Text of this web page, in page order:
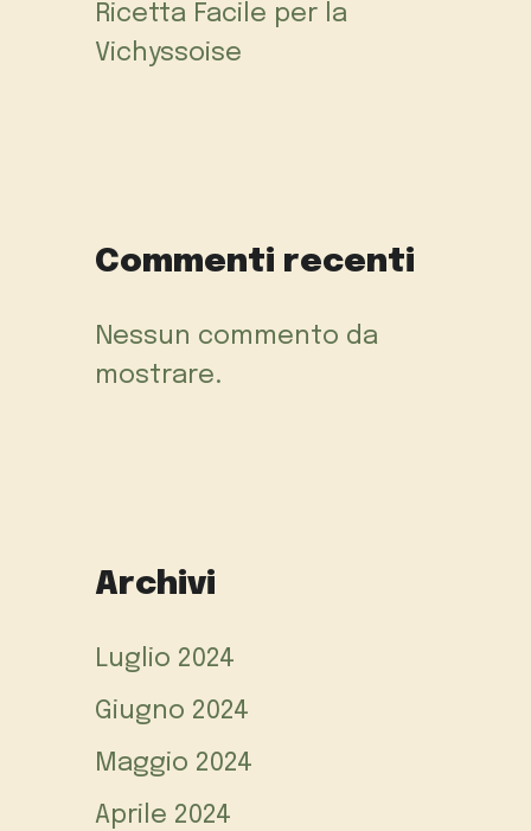
Ricetta Facile per la
Vichyssoise
Commenti recenti
Nessun commento da
mostrare.
Archivi
Luglio 2024
Giugno 2024
Maggio 2024
Aprile 2024